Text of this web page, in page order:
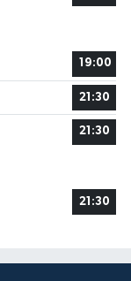
19:00
21:30
21:30
21:30